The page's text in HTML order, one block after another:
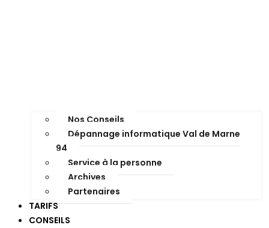
Nos Conseils
Dépannage informatique Val de Marne
94
Service à la personne
Archives
Partenaires
TARIFS
CONSEILS